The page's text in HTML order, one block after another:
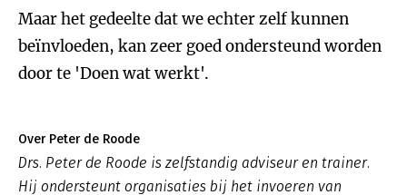
Maar het gedeelte dat we echter zelf kunnen
beïnvloeden, kan zeer goed ondersteund worden
door te 'Doen wat werkt'.
Over Peter de Roode
Drs. Peter de Roode is zelfstandig adviseur en trainer.
Hij ondersteunt organisaties bij het invoeren van